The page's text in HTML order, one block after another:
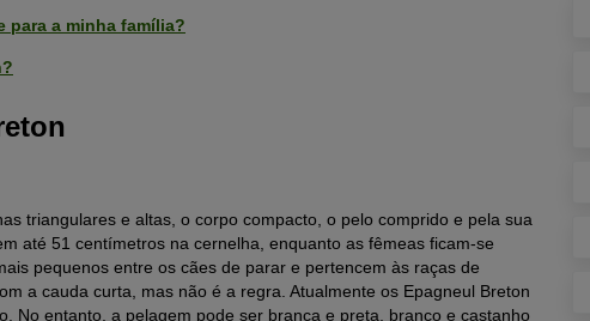
para a minha família?
triangulares e altas, o corpo compacto, o pelo comprido e pela sua
até 51 centímetros na cernelha, enquanto as fêmeas ficam-se
pequenos entre os cães de parar e pertencem às raças de
a cauda curta, mas não é a regra. Atualmente os Epagneul Breton
No entanto, a pelagem pode ser branca e preta, branco e castanho